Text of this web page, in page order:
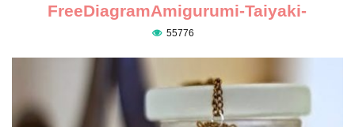
FreeDiagramAmigurumi-Taiyaki-
55776